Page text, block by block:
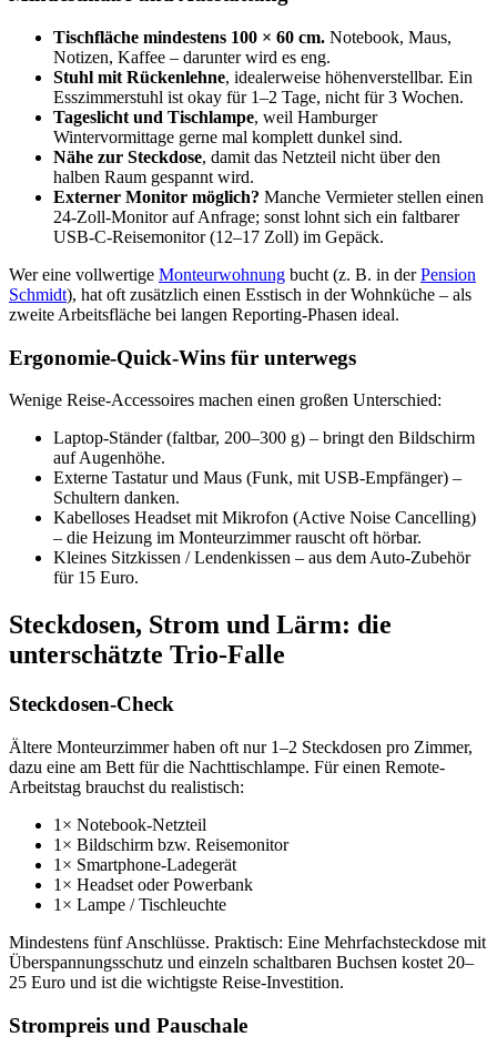
Tischfläche mindestens 100 × 60 cm. Notebook, Maus,
Notizen, Kaffee – darunter wird es eng.
Stuhl mit Rückenlehne, idealerweise höhenverstellbar. Ein
Esszimmerstuhl ist okay für 1–2 Tage, nicht für 3 Wochen.
Tageslicht und Tischlampe, weil Hamburger
Wintervormittage gerne mal komplett dunkel sind.
Nähe zur Steckdose, damit das Netzteil nicht über den
halben Raum gespannt wird.
Externer Monitor möglich? Manche Vermieter stellen einen
24-Zoll-Monitor auf Anfrage; sonst lohnt sich ein faltbarer
USB-C-Reisemonitor (12–17 Zoll) im Gepäck.
Wer eine vollwertige Monteurwohnung bucht (z. B. in derPension
Schmidt), hat oft zusätzlich einen Esstisch in der Wohnküche – als
zweite Arbeitsfläche bei langen Reporting-Phasen ideal.
Ergonomie-Quick-Wins für unterwegs
Wenige Reise-Accessoires machen einen großen Unterschied:
Laptop-Ständer (faltbar, 200–300 g) – bringt den Bildschirm
auf Augenhöhe.
Externe Tastatur und Maus (Funk, mit USB-Empfänger) –
Schultern danken.
Kabelloses Headset mit Mikrofon (Active Noise Cancelling)
– die Heizung im Monteurzimmer rauscht oft hörbar.
Kleines Sitzkissen / Lendenkissen – aus dem Auto-Zubehör
für 15 Euro.
Steckdosen, Strom und Lärm: die
unterschätzte Trio-Falle
Steckdosen-Check
Ältere Monteurzimmer haben oft nur 1–2 Steckdosen pro Zimmer,
dazu eine am Bett für die Nachttischlampe. Für einen Remote-
Arbeitstag brauchst du realistisch:
1× Notebook-Netzteil
1× Bildschirm bzw. Reisemonitor
1× Smartphone-Ladegerät
1× Headset oder Powerbank
1× Lampe / Tischleuchte
Mindestens fünf Anschlüsse. Praktisch: Eine Mehrfachsteckdose mit
Überspannungsschutz und einzeln schaltbaren Buchsen kostet 20–
25 Euro und ist die wichtigste Reise-Investition.
Strompreis und Pauschale